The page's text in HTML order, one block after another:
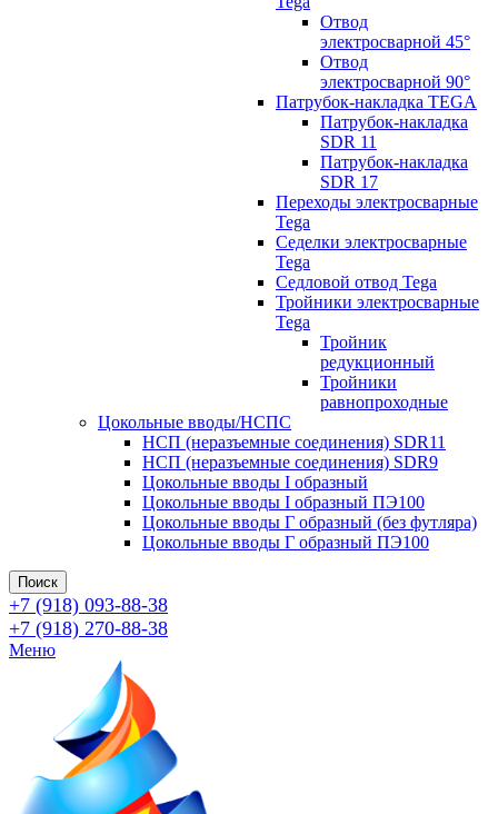
Отвод
электросварной 45°
Отвод
электросварной 90°
Патрубок-накладка TEGA
Патрубок-накладка
SDR 11
Патрубок-накладка
SDR 17
Переходы электросварные
Tega
Седелки электросварные
Tega
Седловой отвод Tega
Тройники электросварные
Tega
Тройник
редукционный
Тройники
равнопроходные
Цокольные вводы/НСПС
НСП (неразъемные соединения) SDR11
НСП (неразъемные соединения) SDR9
Цокольные вводы I образный
Цокольные вводы I образный ПЭ100
Цокольные вводы Г образный (без футляра)
Цокольные вводы Г образный ПЭ100
Поиск
+7 (918) 093-88-38
+7 (918) 270-88-38
Меню